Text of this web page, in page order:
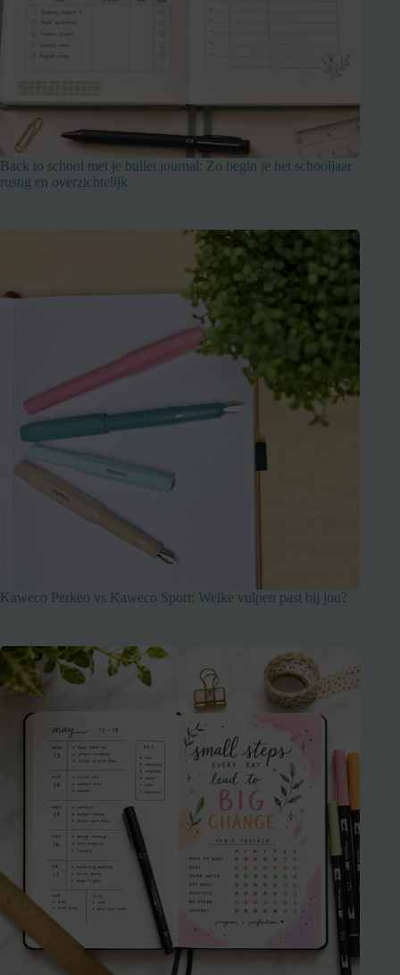
Back to school met je bullet journal: Zo begin je het schooljaar
rustig en overzichtelijk
Kaweco Perkeo vs Kaweco Sport: Welke vulpen past bij jou?